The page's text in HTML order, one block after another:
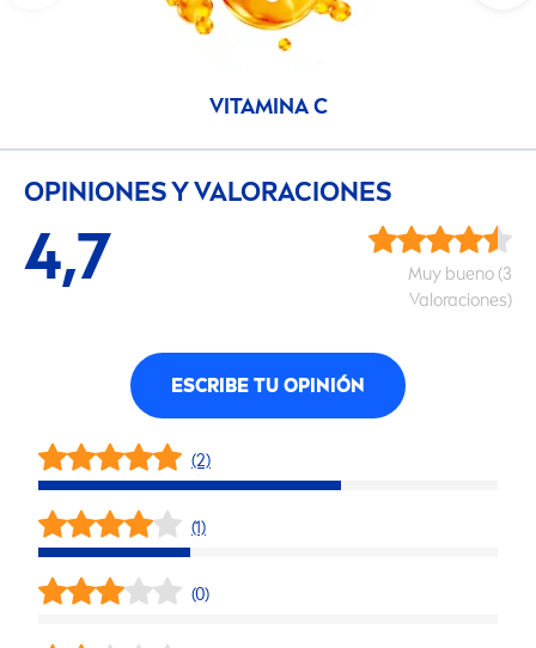
VITAMINA C
OPINIONES Y VALORACIONES
4,7
Muy bueno (3
Valoraciones)
ESCRIBE TU OPINIÓN
(2)
(1)
(0)